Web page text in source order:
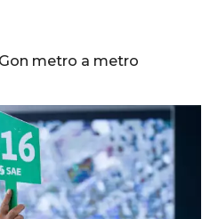
metro a metro